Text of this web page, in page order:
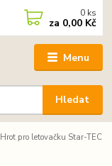
Menu
Hledat
0 ks
za 0,00 Kč
Hrot pro letovačku Star-TEC